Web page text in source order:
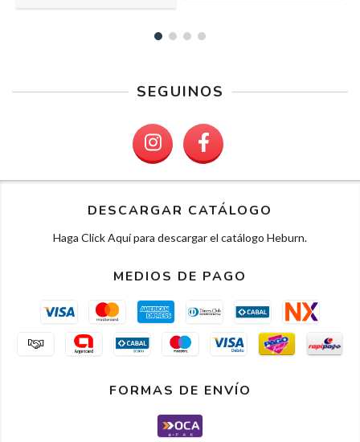
SEGUINOS
DESCARGAR CATÁLOGO
Haga Click Aquí para descargar el catálogo Heburn.
MEDIOS DE PAGO
FORMAS DE ENVÍO